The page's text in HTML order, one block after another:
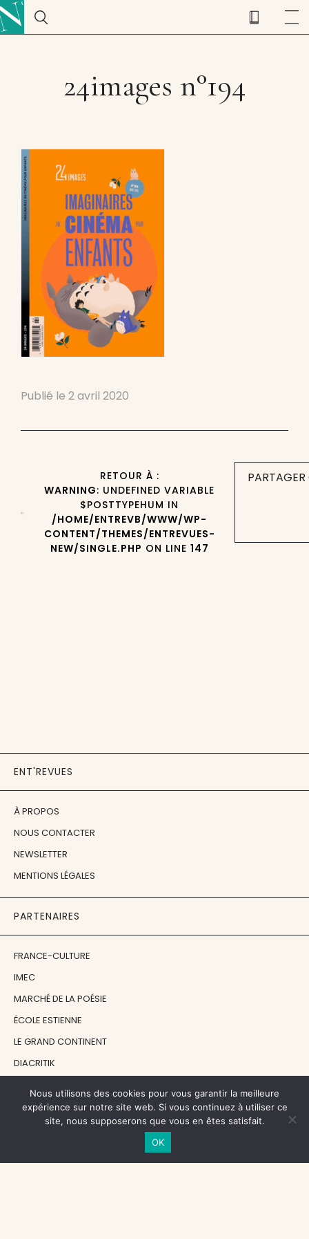
24images n°194
Publié le 2 avril 2020
RETOUR À :
WARNING: UNDEFINED VARIABLE
$POSTTYPEHUM IN
/HOME/ENTREVB/WWW/WP-
CONTENT/THEMES/ENTREVUES-
NEW/SINGLE.PHP ON LINE 147
ENT'REVUES
À PROPOS
NOUS CONTACTER
NEWSLETTER
MENTIONS LÉGALES
PARTENAIRES
FRANCE-CULTURE
IMEC
MARCHÉ DE LA POÉSIE
ÉCOLE ESTIENNE
LE GRAND CONTINENT
DIACRITIK
NOS SOUTIENS
CENTRE NATIONAL DU LIVRE
Nous utilisons des cookies pour vous garantir la meilleure
expérience sur notre site web. Si vous continuez à utiliser ce
site, nous supposerons que vous en êtes satisfait.
OK